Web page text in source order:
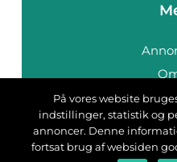
På vores website
indstillinger, statistik og
annoncer. Denne
fortsat brug af websiden